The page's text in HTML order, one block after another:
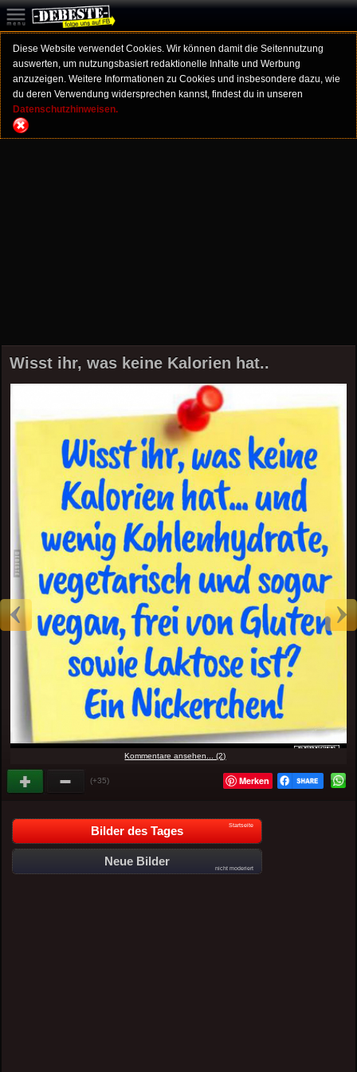
Diese Website verwendet Cookies. Wir können damit die Seitennutzung
auswerten, um nutzungsbasiert redaktionelle Inhalte und Werbung
anzuzeigen. Weitere Informationen zu Cookies und insbesondere dazu, wie
du deren Verwendung widersprechen kannst, findest du in unseren
Datenschutzhinweisen.
Wisst ihr, was keine Kalorien hat..
Kommentare ansehen... (2)
(+35) Merken
Bilder des Tages Startseite
Neue Bilder
nicht moderiert